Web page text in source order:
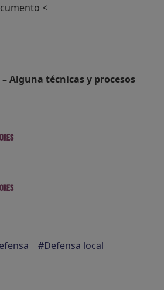
<
Alguna técnicas y procesos
#Defensa local